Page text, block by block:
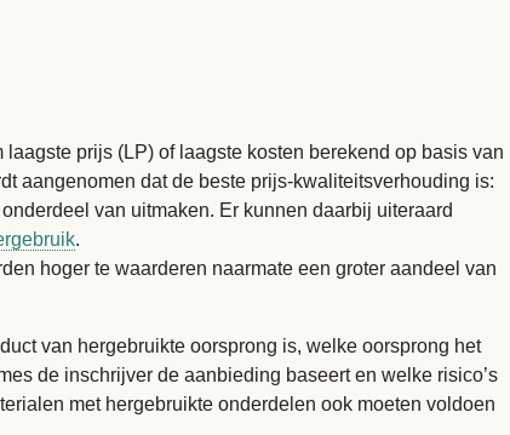
prijs (LP) of laagste kosten berekend op basis van
aangenomen dat de beste prijs-kwaliteitsverhouding is:
van uitmaken. Er kunnen daarbij uiteraard
.
hoger te waarderen naarmate een groter aandeel van
van hergebruikte oorsprong is, welke oorsprong het
de inschrijver de aanbieding baseert en welke risico’s
met hergebruikte onderdelen ook moeten voldoen